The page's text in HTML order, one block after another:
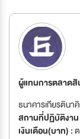
ผู้แทนการตลาดสิ
ธนาคารเกียรตินา
สถานที่ปฏิบัติงาน
เงินเดือน(บาท) :